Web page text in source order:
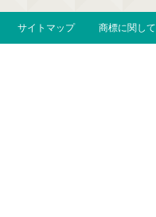
サイトマップ 商標に関して